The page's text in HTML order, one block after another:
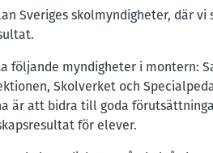
Sveriges skolmyndigheter, där
följande myndigheter i montern:
Skolverket och
är att bidra till goda
för elever.